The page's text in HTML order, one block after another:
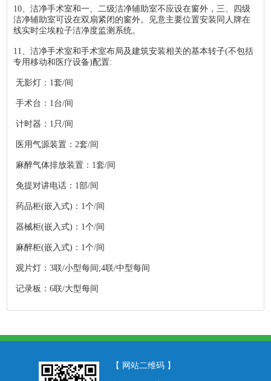
10、洁净手术室和一、二级洁净辅助室不应设在窗外，三、四级
洁净辅助室可设在双扇紧闭的窗外。见意主要位置安装同人牌在
线实时尘埃粒子洁净度监测系统。
11、洁净手术室和手术室布局及建筑安装相关的基本转子(不包括
专用移动和医疗设备)配置:
无影灯：1套/间
手术台：1台/间
计时器：1只/间
医用气源装置：2套/间
麻醉气体排放装置：1套/间
免提对讲电话：1部/间
药品柜(嵌入式)：1个/间
器械柜(嵌入式)：1个/间
麻醉柜(嵌入式)：1个/间
观片灯：3联/小型每间;4联/中型每间
记录板：6联/大型每间
【 网站二维码 】